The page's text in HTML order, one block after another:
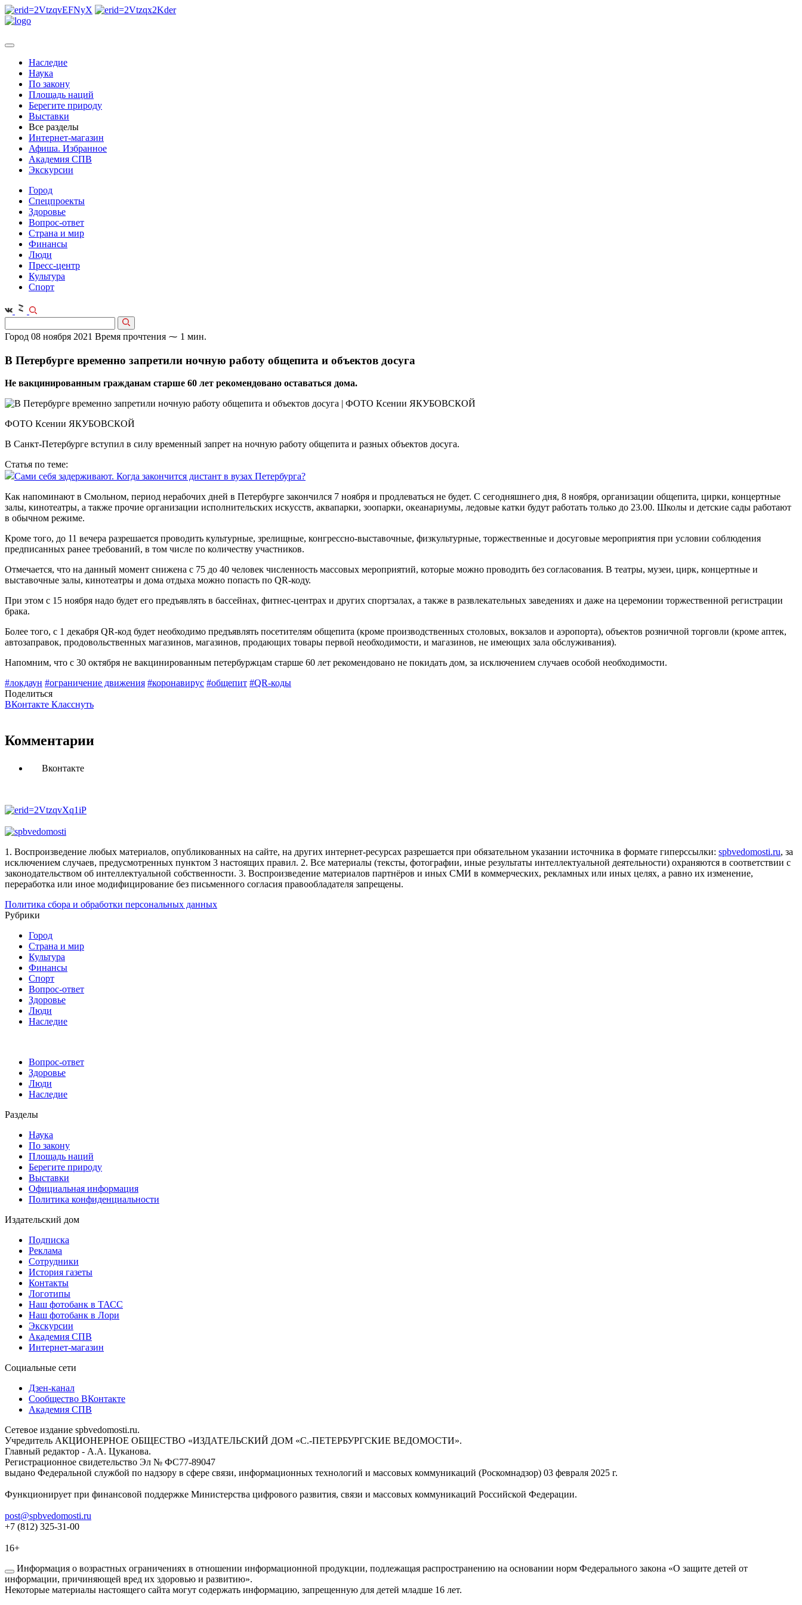
Наследие
Наука
По закону
Площадь наций
Берегите природу
Выставки
Все разделы
Интернет-магазин
Афиша. Избранное
Академия СПВ
Экскурсии
Город
Спецпроекты
Здоровье
Вопрос-ответ
Страна и мир
Финансы
Люди
Пресс-центр
Культура
Спорт
Город 08 ноября 2021 Время прочтения ⁓ 1 мин.
В Петербурге временно запретили ночную работу общепита и объектов досуга
Не вакцинированным гражданам старше 60 лет рекомендовано оставаться дома.
ФОТО Ксении ЯКУБОВСКОЙ
В Санкт-Петербурге вступил в силу временный запрет на ночную работу общепита и разных объектов досуга.
Статья по теме:
Сами себя задерживают. Когда закончится дистант в вузах Петербурга?
Как напоминают в Смольном, период нерабочих дней в Петербурге закончился 7 ноября и продлеваться не будет. С сегодняшнего дня, 8 ноября, организации общепита, цирки, концертные
залы, кинотеатры, а также прочие организации исполнительских искусств, аквапарки, зоопарки, океанариумы, ледовые катки будут работать только до 23.00. Школы и детские сады работают
в обычном режиме.
Кроме того, до 11 вечера разрешается проводить культурные, зрелищные, конгрессно-выставочные, физкультурные, торжественные и досуговые мероприятия при условии соблюдения
предписанных ранее требований, в том числе по количеству участников.
Отмечается, что на данный момент снижена с 75 до 40 человек численность массовых мероприятий, которые можно проводить без согласования. В театры, музеи, цирк, концертные и
выставочные залы, кинотеатры и дома отдыха можно попасть по QR-коду.
При этом с 15 ноября надо будет его предъявлять в бассейнах, фитнес-центрах и других спортзалах, а также в развлекательных заведениях и даже на церемонии торжественной регистрации
брака.
Более того, с 1 декабря QR-код будет необходимо предъявлять посетителям общепита (кроме производственных столовых, вокзалов и аэропорта), объектов розничной торговли (кроме аптек,
автозаправок, продовольственных магазинов, магазинов, продающих товары первой необходимости, и магазинов, не имеющих зала обслуживания).
Напомним, что с 30 октября не вакцинированным петербуржцам старше 60 лет рекомендовано не покидать дом, за исключением случаев особой необходимости.
#локдаун #ограничение движения #коронавирус #общепит #QR-коды
Поделиться
ВКонтакте Класснуть
Комментарии
Вконтакте
1. Воспроизведение любых материалов, опубликованных на сайте, на других интернет-ресурсах разрешается при обязательном указании источника в формате гиперссылки: spbvedomosti.ru, за
исключением случаев, предусмотренных пунктом 3 настоящих правил. 2. Все материалы (тексты, фотографии, иные результаты интеллектуальной деятельности) охраняются в соответствии с
законодательством об интеллектуальной собственности. 3. Воспроизведение материалов партнёров и иных СМИ в коммерческих, рекламных или иных целях, а равно их изменение,
переработка или иное модифицирование без письменного согласия правообладателя запрещены.
Политика сбора и обработки персональных данных
Рубрики
Город
Страна и мир
Культура
Финансы
Спорт
Вопрос-ответ
Здоровье
Люди
Наследие
Вопрос-ответ
Здоровье
Люди
Наследие
Разделы
Наука
По закону
Площадь наций
Берегите природу
Выставки
Официальная информация
Политика конфиденциальности
Издательский дом
Подписка
Реклама
Сотрудники
История газеты
Контакты
Логотипы
Наш фотобанк в ТАСС
Наш фотобанк в Лори
Экскурсии
Академия СПВ
Интернет-магазин
Социальные сети
Дзен-канал
Сообщество ВКонтакте
Академия СПВ
Сетевое издание spbvedomosti.ru.
Учредитель АКЦИОНЕРНОЕ ОБЩЕСТВО «ИЗДАТЕЛЬСКИЙ ДОМ «С.-ПЕТЕРБУРГСКИЕ ВЕДОМОСТИ».
Главный редактор - А.А. Цуканова.
Регистрационное свидетельство Эл № ФС77-89047
выдано Федеральной службой по надзору в сфере связи, информационных технологий и массовых коммуникаций (Роскомнадзор) 03 февраля 2025 г.
Функционирует при финансовой поддержке Министерства цифрового развития, связи и массовых коммуникаций Российской Федерации.
post@spbvedomosti.ru
+7 (812) 325-31-00
16+
Информация о возрастных ограничениях в отношении информационной продукции, подлежащая распространению на основании норм Федерального закона «О защите детей от
информации, причиняющей вред их здоровью и развитию».
Некоторые материалы настоящего сайта могут содержать информацию, запрещенную для детей младше 16 лет.